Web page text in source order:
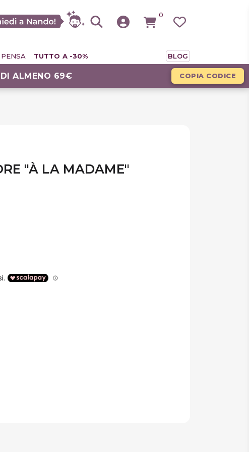
0
TUTTO A -30% BLOG
DI ALMENO 69€ COPIA CODICE
"À LA MADAME"